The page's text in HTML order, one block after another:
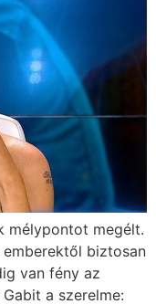
mélypontot megélt.
biztosan
van fény az
a szerelme: